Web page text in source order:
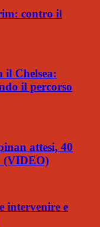
contro il
il Chelsea:
il percorso
attesi, 40
(VIDEO)
intervenire e